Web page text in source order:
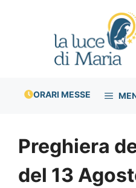
ORARI MESSE
Preghiera
del 13